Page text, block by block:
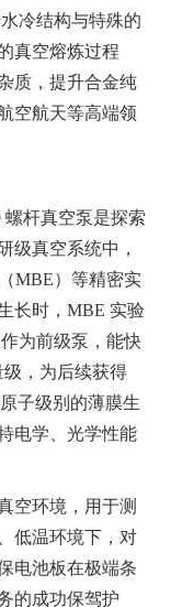
冷结构与特殊的
真空熔炼过程
质，提升合金纯
空航天等高端领
杆真空泵是探索
级真空系统中，
MBE）等精密实
长时，MBE 实验
为前级泵，能快
级，为后续获得
子级别的薄膜生
电学、光学性能
空环境，用于测
低温环境下，对
电池板在极端条
的成功保驾护